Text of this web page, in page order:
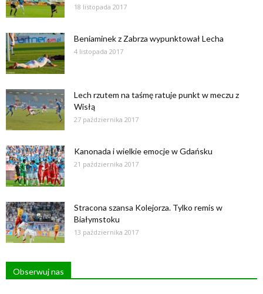
18 listopada 2017
Beniaminek z Zabrza wypunktował Lecha
4 listopada 2017
Lech rzutem na taśmę ratuje punkt w meczu z
Wisłą
27 października 2017
Kanonada i wielkie emocje w Gdańsku
21 października 2017
Stracona szansa Kolejorza. Tylko remis w
Białymstoku
13 października 2017
Obserwuj nas